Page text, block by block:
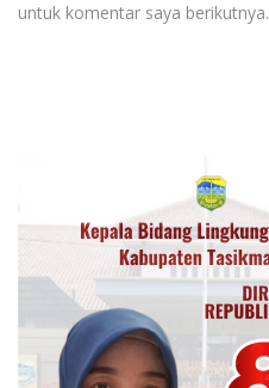
untuk komentar saya berikutnya.